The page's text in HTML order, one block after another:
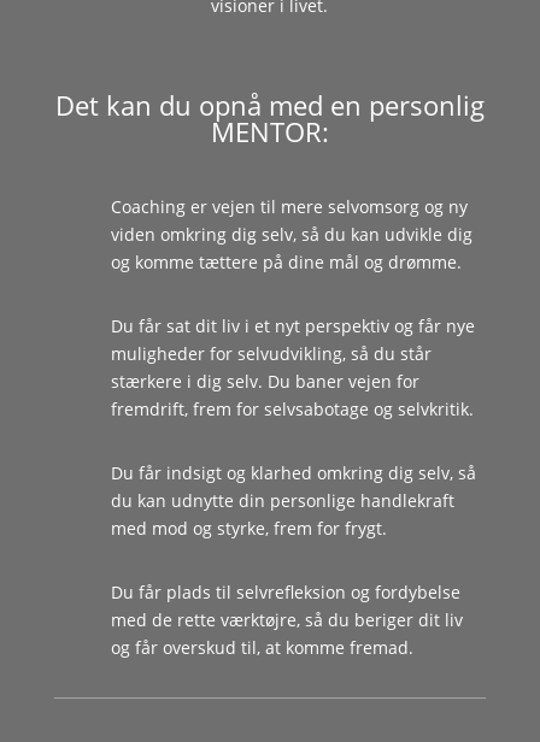
visioner i livet.
Det kan du opnå med en personlig
MENTOR:
Coaching er vejen til mere selvomsorg og ny
viden omkring dig selv, så du kan udvikle dig
og komme tættere på dine mål og drømme.
Du får sat dit liv i et nyt perspektiv og får nye
muligheder for selvudvikling, så du står
stærkere i dig selv. Du baner vejen for
fremdrift, frem for selvsabotage og selvkritik.
Du får indsigt og klarhed omkring dig selv, så
du kan udnytte din personlige handlekraft
med mod og styrke, frem for frygt.
Du får plads til selvrefleksion og fordybelse
med de rette værktøjre, så du beriger dit liv
og får overskud til, at komme fremad.